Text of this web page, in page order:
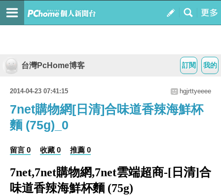
我的
訂閱
台灣PcHome博客
2014-04-23 07:41:15 hgjrttyeeee
7net購物網[日清]合味道香辣海鮮杯
麵 (75g)_0
留言 0 收藏 0 推薦 0
7net,7net購物網,7net雲端超商-[日清]合
味道香辣海鮮杯麵 (75g)